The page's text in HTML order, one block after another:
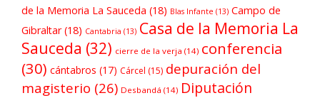
de la Memoria La Sauceda (18) Blas Infante (13) Campo de
Gibraltar(18) Cantabria (13) Casa de la Memoria La
Sauceda (32) cierre de la verja (14) conferencia
(30) cántabros (17) Cárcel (15) depuración del
magisterio (26) Desbandá (14) Diputación